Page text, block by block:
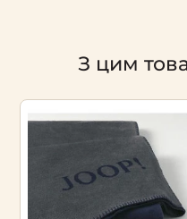
З цим